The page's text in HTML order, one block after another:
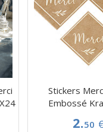
Stickers
Embossé
2.50 €